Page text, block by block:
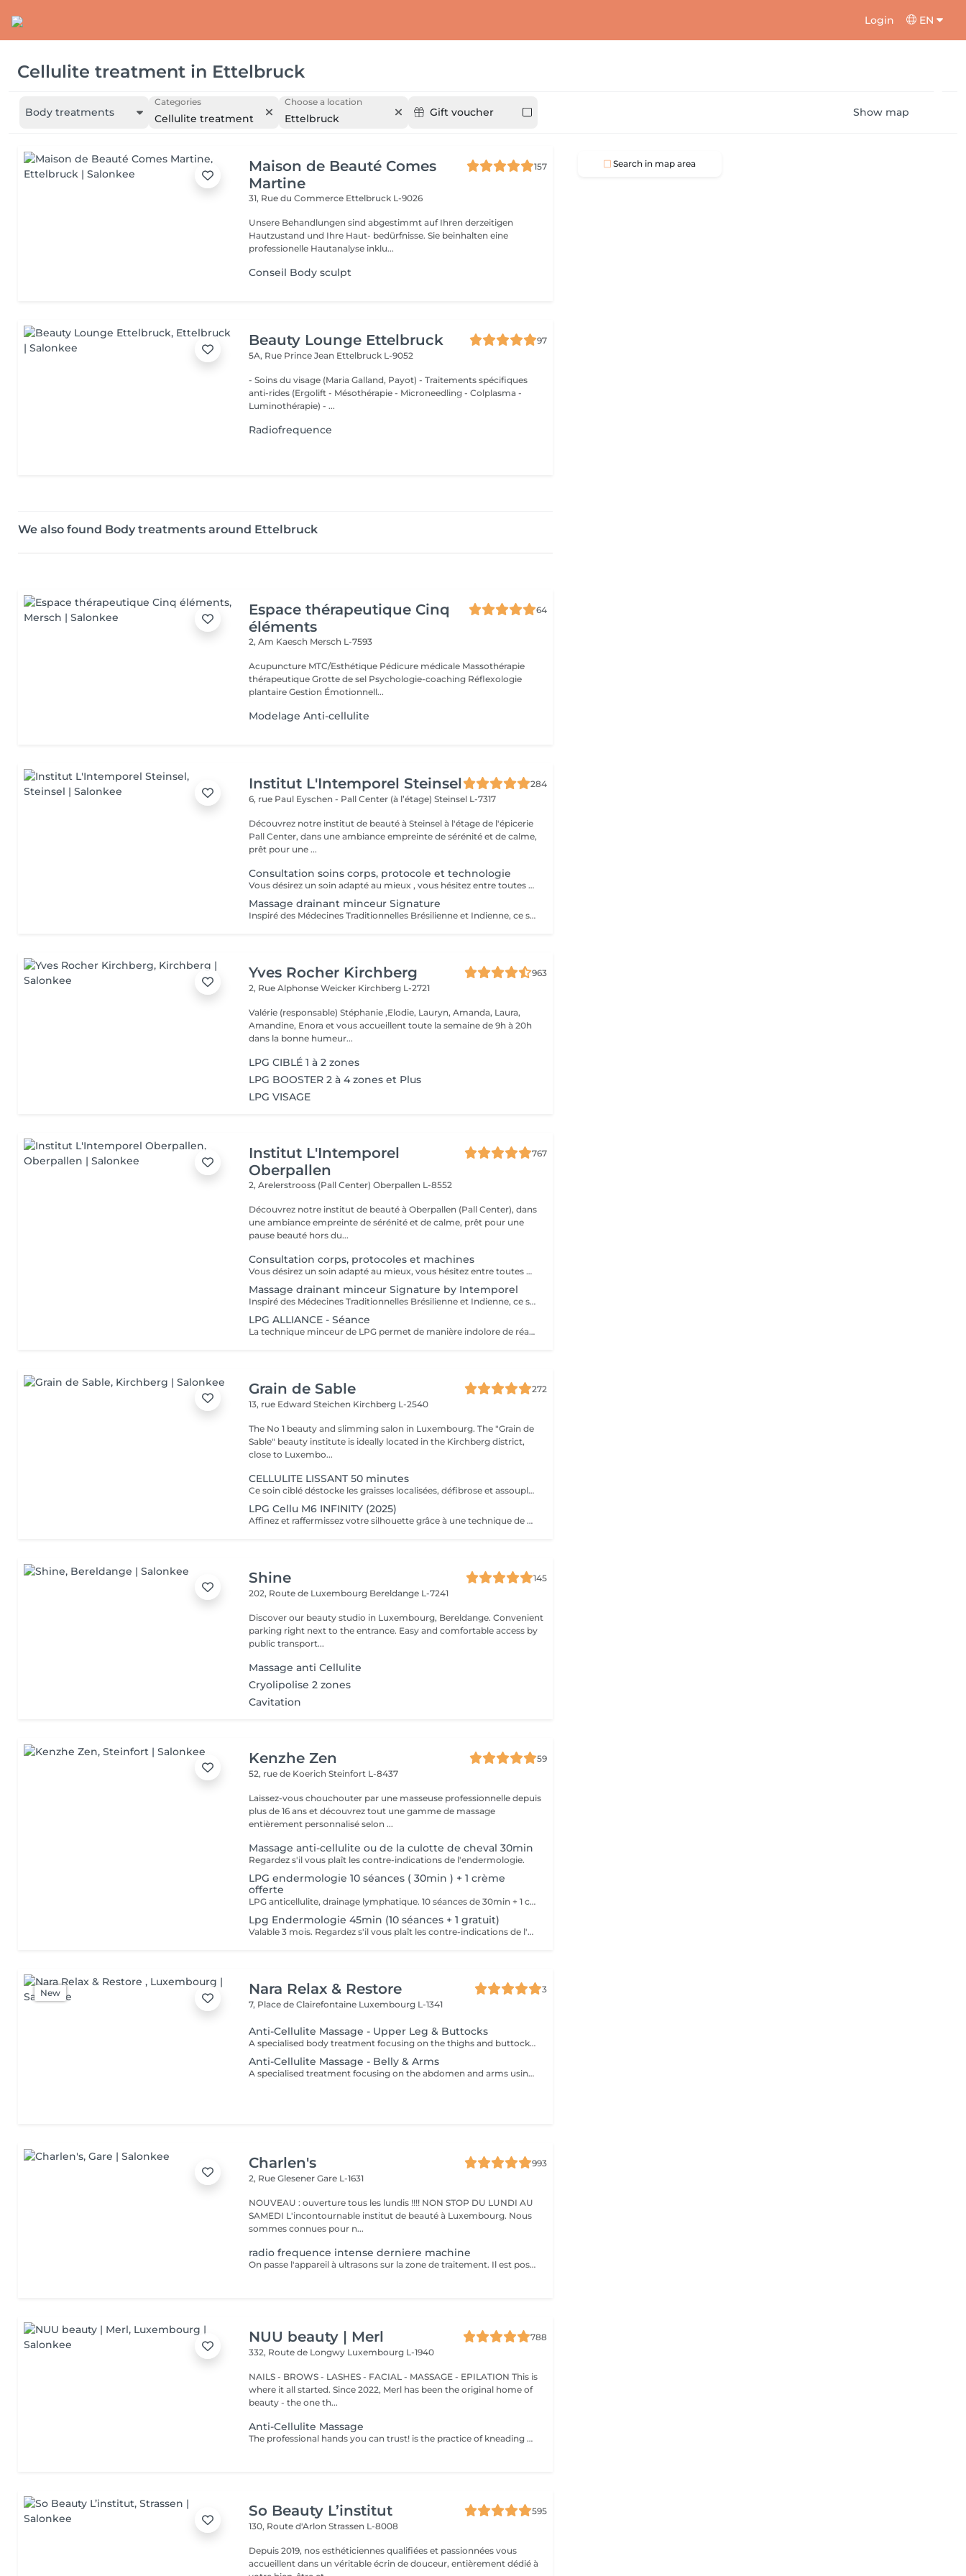
Login EN
Cellulite treatment in Ettelbruck
Body treatments
Categories
Cellulite treatment
Choose a location
Ettelbruck Gift voucher Show map
Maison de Beauté Comes
Martine
157
31, Rue du Commerce Ettelbruck L-9026
Unsere Behandlungen sind abgestimmt auf Ihren derzeitigen
Hautzustand und Ihre Haut- bedürfnisse. Sie beinhalten eine
professionelle Hautanalyse inklu...
Conseil Body sculpt
Beauty Lounge Ettelbruck
97
5A, Rue Prince Jean Ettelbruck L-9052
- Soins du visage (Maria Galland, Payot) - Traitements spécifiques
anti-rides (Ergolift - Mésothérapie - Microneedling - Colplasma -
Luminothérapie) - ...
Radiofrequence
We also found Body treatments around Ettelbruck
Espace thérapeutique Cinq
éléments
64
2, Am Kaesch Mersch L-7593
Acupuncture MTC/Esthétique Pédicure médicale Massothérapie
thérapeutique Grotte de sel Psychologie-coaching Réflexologie
plantaire Gestion Émotionnell...
Modelage Anti-cellulite
Institut L'Intemporel Steinsel
284
6, rue Paul Eyschen - Pall Center (à l’étage)Steinsel L-7317
Découvrez notre institut de beauté à Steinsel à l'étage de l'épicerie
Pall Center, dans une ambiance empreinte de sérénité et de calme,
prêt pour une ...
Consultation soins corps, protocole et technologie
Vous désirez un soin adapté au mieux , vous hésitez entre toutes nos techniques , machines et protocoles divers. Nous avons donc mis en place ce moment privilégié avec une esthéticienne , qui vous écoutera et répondra à vos attentes en vous conseillant au mieux . Les 25€ de la consultation vous seront déduits de votre soin si vous prenez rdv .
Massage drainant minceur Signature
Inspiré des Médecines Traditionnelles Brésilienne et Indienne, ce soin allie des manuvres de pétrissage, frictions et percussions pour apporter une détoxification et un drainage des tissus, un équilibre global du corps afin de restaurer son image de soi. Conseillé en cure de minimum 10 séances + 2 gratuites.
Yves Rocher Kirchberg
963
2, Rue Alphonse Weicker Kirchberg L-2721
Valérie (responsable) Stéphanie ,Elodie, Lauryn, Amanda, Laura,
Amandine, Enora et vous accueillent toute la semaine de 9h à 20h
dans la bonne humeur...
LPG CIBLÉ 1 à 2 zones
LPG BOOSTER 2 à 4 zones et Plus
LPG VISAGE
Institut L'Intemporel
Oberpallen
767
2, Arelerstrooss (Pall Center)Oberpallen L-8552
Découvrez notre institut de beauté à Oberpallen (Pall Center), dans
une ambiance empreinte de sérénité et de calme, prêt pour une
pause beauté hors du...
Consultation corps, protocoles et machines
Vous désirez un soin adapté au mieux, vous hésitez entre toutes nos techniques, machines et protocoles divers. Nous avons donc mis en place ce moment privilégié avec une esthéticienne qui vous écoutera et répondra à vos attentes en vous conseillant au mieux. Les 25€ de la consultation vous seront déduits de votre soin si vous prenez rdv .
Massage drainant minceur Signature by Intemporel
Inspiré des Médecines Traditionnelles Brésilienne et Indienne, ce soin allie des manuvres de pétrissage, frictions et percussions pour apporter une détoxification et un drainage des tissus, un équilibre global du corps afin de restaurer son image de soi. Conseillé en cure de minimum 10 séances + 2 gratuites
LPG ALLIANCE - Séance
La technique minceur de LPG permet de manière indolore de réactiver le déstockage des graisses pour effacer les surcharges et les imperfections localisées. Une silhouette affinée, une peau plus lisse et plus ferme naturellement. Les soins sont ciblés et rapides. Les résultats sont perceptibles dès la 1e séance.
Grain de Sable
272
13, rue Edward Steichen Kirchberg L-2540
The No 1 beauty and slimming salon in Luxembourg. The "Grain de
Sable" beauty institute is ideally located in the Kirchberg district,
close to Luxembo...
CELLULITE LISSANT 50 minutes
Ce soin ciblé déstocke les graisses localisées, défibrose et assouplit les tissus pour traiter efficacement la cellulite adipeuse et fibreuse tout en procurant un grand moment de bien-être.
LPG Cellu M6 INFINITY (2025)
Affinez et raffermissez votre silhouette grâce à une technique de palper-rouler associée à un système d'aspiration. La dernière génération, le Cellu M6 INFINITY est un programme de soins basés sur la technique " Endermologie ", permettant de stimuler la circulation et les tissus de la peau en profondeur grâce à un système mécanique de palper-rouler. Associant confort et efficacité, cette technique, très proche d'un massage manuel, assouplit les tissus, améliore la circulation veineuse et lymphatique et permet une meilleure élimination des toxines. Les soins du corps Cellu M6 INFINITY permettent de : - déstocker les graisses - lisser la cellulite - raffermir la peau - retrouver des jambes légères
Shine
145
202, Route de Luxembourg Bereldange L-7241
Discover our beauty studio in Luxembourg, Bereldange. Convenient
parking right next to the entrance. Easy and comfortable access by
public transport...
Massage anti Cellulite
Cryolipolise 2 zones
Cavitation
Kenzhe Zen
59
52, rue de KoerichSteinfort L-8437
Laissez-vous chouchouter par une masseuse professionnelle depuis
plus de 16 ans et découvrez tout une gamme de massage
entièrement personnalisé selon ...
Massage anti-cellulite ou de la culotte de cheval 30min
Regardez s'il vous plaît les contre-indications de l'endermologie.
LPG endermologie 10 séances ( 30min ) + 1 crème
offerte
LPG anticellulite, drainage lymphatique. 10 séances de 30min + 1 crème anti-cellulite d'une valeur de 60€ est offerte. Valable 2 mois
Lpg Endermologie 45min (10 séances + 1 gratuit)
Valable 3 mois. Regardez s'il vous plaît les contre-indications de l'endermologie.
New Nara Relax & Restore
3
7, Place de Clairefontaine Luxembourg L-1341
Anti-Cellulite Massage - Upper Leg & Buttocks
A specialised body treatment focusing on the thighs and buttocks using intensive massage techniques designed to stimulate circulation and work the underlying tissues. This targeted treatment helps improve skin appearance, support tissue tone, and leave the treated areas feeling smoother, firmer, and revitalised.
Anti-Cellulite Massage - Belly & Arms
A specialised treatment focusing on the abdomen and arms using targeted massage techniques designed to stimulate circulation and support the skin's natural appearance. This intensive treatment helps improve tissue tone, enhance skin texture, and leave the treated areas feeling smoother, more supple, and refreshed.
Charlen's
993
2, Rue GlesenerGare L-1631
NOUVEAU : ouverture tous les lundis !!!! NON STOP DU LUNDI AU
SAMEDI L'incontournable institut de beauté à Luxembourg. Nous
sommes connues pour n...
radio frequence intense derniere machine
On passe l'appareil à ultrasons sur la zone de traitement. Il est possible de ressentir une légère sensation de chaleur pendant la séance mais la lipocavitation est indolore. La séance dure entre 40 minutes et 1h et vous pourrez reprendre vos activités quotidiennes normalement après le soin. Les resultats lissent la peau casse les capitons des la première seance
NUU beauty | Merl
788
332, Route de Longwy Luxembourg L-1940
NAILS - BROWS - LASHES - FACIAL - MASSAGE - EPILATION This is
where it all started. Since 2022, Merl has been the original home of
beauty - the one th...
Anti-Cellulite Massage
The professional hands you can trust! is the practice of kneading or manipulating a person's muscles and other soft-tissue in order to reduce stress, reduce muscle pain, increase relaxation and improve the work of the immune system. Benefits of getting an anti-cellulite massage: - improves blood circulation - congestion in the skin goes away - metabolic processes in cells and tissues are activated - muscles and tissues are saturated with oxygen and minerals - skin becomes smooth and elastic How is massage anti-cellulite done? - back is massaged - arms are massaged - legs are massaged - belly is massaged Age restrictions: recommended to do from 16 years. Post procedure recommendations: do not do sport and any sharp movements for 2-3 hours after the procedure. Frequency: 2-3 times per week, 10 times in total. Repeat once in 3-6 months.
So Beauty L’institut
595
130, Route d'ArlonStrassen L-8008
Depuis 2019, nos esthéticiennes qualifiées et passionnées vous
accueillent dans un véritable écrin de douceur, entièrement dédié à
Search in map area